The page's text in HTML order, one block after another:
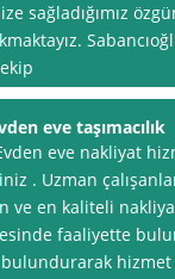
sağladığımız
eve taşımacılık
eve nakliyat
. Uzman
ve en kaliteli
faaliyette
bulundurarak